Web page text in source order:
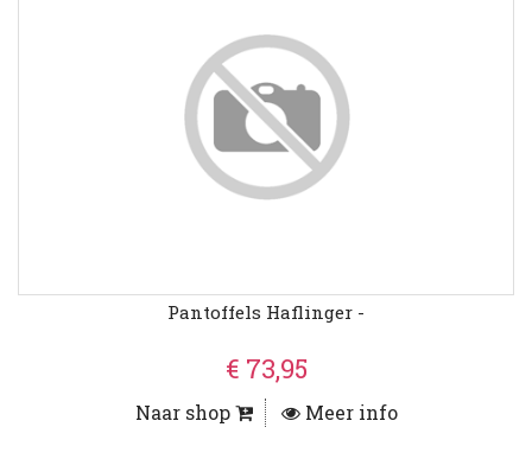
Pantoffels Haflinger -
€ 73,95
Naar shop Meer info